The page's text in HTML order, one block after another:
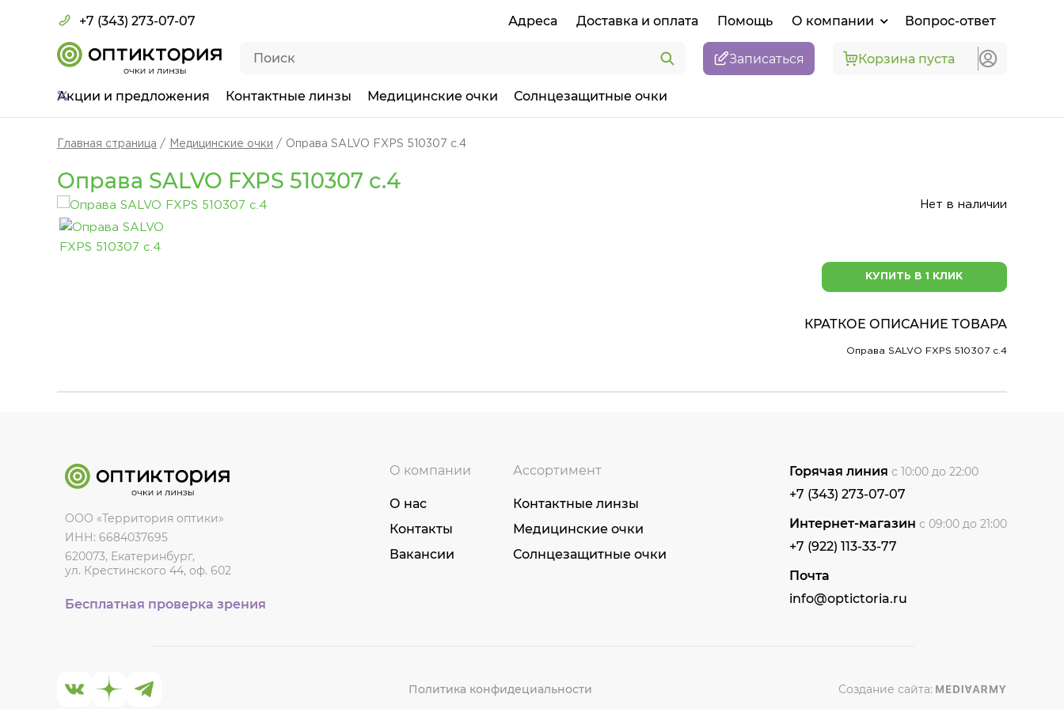
+7 (343) 273-07-07 Адреса Доставка и оплата Помощь О компании Вопрос-ответ
Записаться Корзина пуста
Акции и предложения Контактные линзы Медицинские очки Солнцезащитные очки
Главная страница Медицинские очки Оправа SALVO FXPS 510307 c.4
Оправа SALVO FXPS 510307 c.4
Нет в наличии
КУПИТЬ В 1 КЛИК
КРАТКОЕ ОПИСАНИЕ ТОВАРА
Оправа SALVO FXPS 510307 c.4
ООО «Территория оптики»
ИНН: 6684037695
620073, Екатеринбург,
ул. Крестинского 44, оф. 602
Бесплатная проверка зрения
О компании
О нас
Контакты
Вакансии
Ассортимент
Контактные линзы
Медицинские очки
Солнцезащитные очки
Горячая линия с 10:00 до 22:00
+7 (343) 273-07-07
Интернет-магазин с 09:00 до 21:00
+7 (922) 113-33-77
Почта
info@optictoria.ru
Политика конфидециальности Создание сайта: